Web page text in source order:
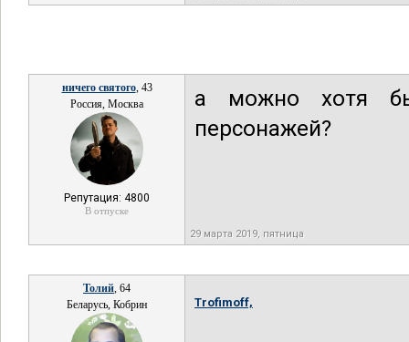
ничего святого, 43
Россия, Москва
Репутация: 4800
В отпуске
а можно хотя бы
персонажей?
29 марта 2019, пятница
Толий, 64
Беларусь, Кобрин
Trofimoff,